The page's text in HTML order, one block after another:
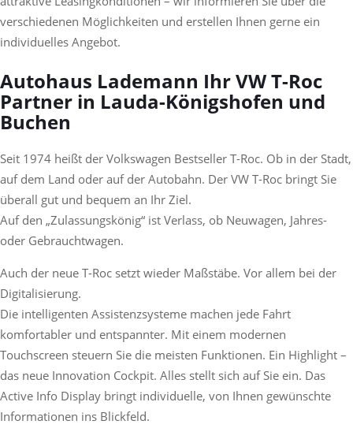
verschiedenen Möglichkeiten und erstellen Ihnen gerne ein
individuelles Angebot.
Autohaus Lademann Ihr VW T-Roc
Partner in Lauda-Königshofen und
Buchen
Seit 1974 heißt der Volkswagen Bestseller T-Roc. Ob in der Stadt,
auf dem Land oder auf der Autobahn. Der VW T-Roc bringt Sie
überall gut und bequem an Ihr Ziel.
Auf den „Zulassungskönig“ ist Verlass, ob Neuwagen, Jahres-
oder Gebrauchtwagen.
Auch der neue T-Roc setzt wieder Maßstäbe. Vor allem bei der
Digitalisierung.
Die intelligenten Assistenzsysteme machen jede Fahrt
komfortabler und entspannter. Mit einem modernen
Touchscreen steuern Sie die meisten Funktionen. Ein Highlight –
das neue Innovation Cockpit. Alles stellt sich auf Sie ein. Das
Active Info Display bringt individuelle, von Ihnen gewünschte
Informationen ins Blickfeld.